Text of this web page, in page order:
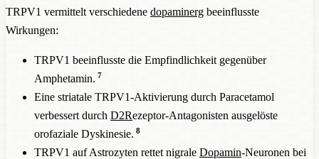
TRPV1 vermittelt verschiedene dopaminerg beeinflusste
Wirkungen:
TRPV1 beeinflusste die Empfindlichkeit gegenüber
Amphetamin. 7
Eine striatale TRPV1-Aktivierung durch Paracetamol
verbessert durch D2Rezeptor-Antagonisten ausgelöste
orofaziale Dyskinesie. 8
TRPV1 auf Astrozyten rettet nigrale Dopamin-Neuronen bei